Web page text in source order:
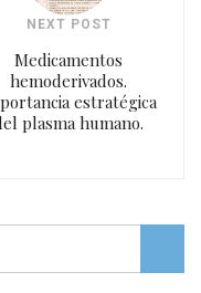
NEXT POST
Medicamentos
hemoderivados.
estratégica
plasma humano.